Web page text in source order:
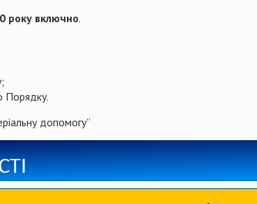
року включно.
Порядку.
допомогу”